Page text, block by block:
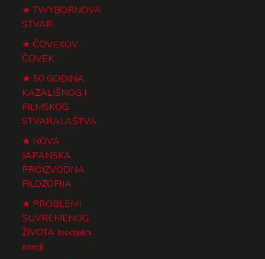
TWYBORNOVA
STVAR
ČOVEKOV
ČOVEK
50 GODINA
KAZALIŠNOG I
FILMSKOG
STVARALAŠTVA
NOVA
JAPANSKA
PROIZVODNA
FILOZOFIJA
PROBLEMI
SUVREMENOG
ŽIVOTA (socijalni
eseji)